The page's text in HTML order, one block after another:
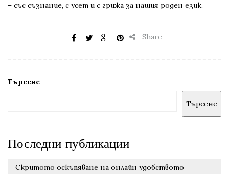
– със съзнание, с усет и с грижа за нашия роден език.
Share
Търсене
Търсене
Последни публикации
Скритото оскъпяване на онлайн удобството